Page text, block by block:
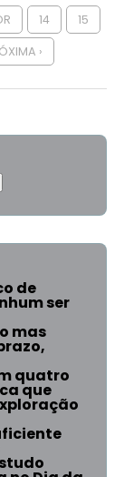
14 15
›
de
ser
mas
quatro
que